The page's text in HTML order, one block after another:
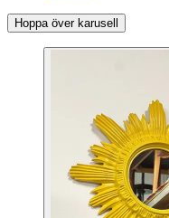
Hoppa över karusell